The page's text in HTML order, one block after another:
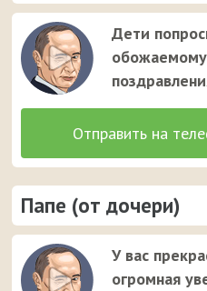
Дети
Папе (от дочери)
У вас
огромная